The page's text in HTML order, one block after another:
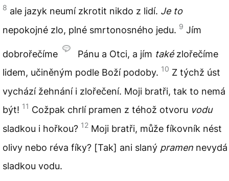
8 ale jazyk neumí zkrotit nikdo z lidí. Je to
nepokojné zlo, plné smrtonosného jedu. 9 Jím
dobrořečíme Pánu a Otci, a jím takézlořečíme
lidem, učiněným podle Boží podoby. 10 Z týchž úst
vychází žehnání i zlořečení. Moji bratři, tak to nemá
být! 11 Cožpak chrlí pramen z téhož otvoru vodu
sladkou i hořkou? 12 Moji bratři, může fíkovník nést
olivy nebo réva fíky? [Tak] ani slaný pramen nevydá
sladkou vodu.